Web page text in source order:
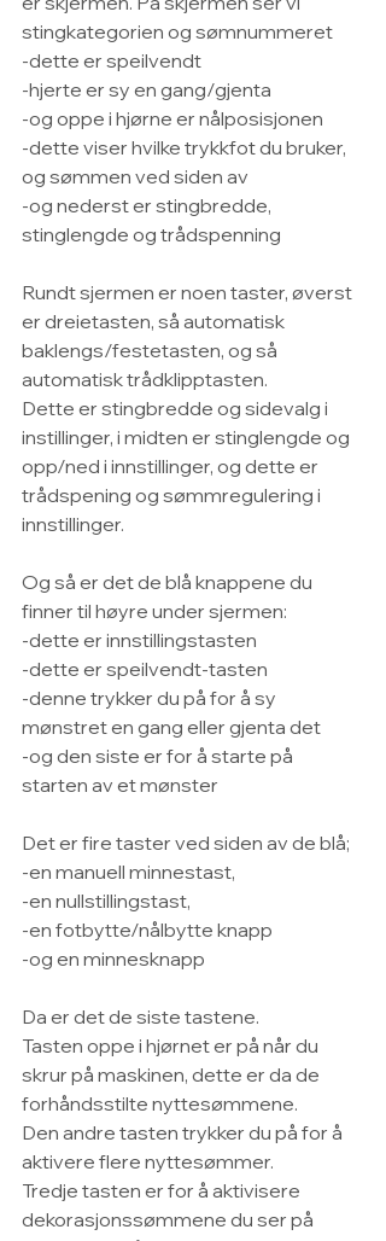
stingkategorien og sømnummeret
-dette er speilvendt
-hjerte er sy en gang/gjenta
-og oppe i hjørne er nålposisjonen
-dette viser hvilke trykkfot du bruker,
og sømmen ved siden av
-og nederst er stingbredde,
stinglengde og trådspenning
Rundt sjermen er noen taster, øverst
er dreietasten, så automatisk
baklengs/festetasten, og så
automatisk trådklipptasten.
Dette er stingbredde og sidevalg i
instillinger, i midten er stinglengde og
opp/ned i innstillinger, og dette er
trådspening og sømmregulering i
innstillinger.
Og så er det de blå knappene du
finner til høyre under sjermen:
-dette er innstillingstasten
-dette er speilvendt-tasten
-denne trykker du på for å sy
mønstret en gang eller gjenta det
-og den siste er for å starte på
starten av et mønster
Det er fire taster ved siden av de blå;
-en manuell minnestast,
-en nullstillingstast,
-en fotbytte/nålbytte knapp
-og en minnesknapp
Da er det de siste tastene.
Tasten oppe i hjørnet er på når du
skrur på maskinen, dette er da de
forhåndsstilte nyttesømmene.
Den andre tasten trykker du på for å
aktivere flere nyttesømmer.
Tredje tasten er for å aktivisere
dekorasjonssømmene du ser på